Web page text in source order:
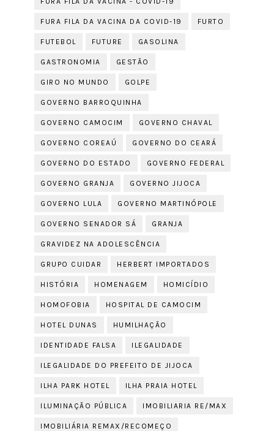
FURA FILA DA VACINA DA COVID-19 FURTO
FUTEBOL FUTURE GASOLINA
GASTRONOMIA GESTÃO
GIRO NO MUNDO GOLPE
GOVERNO BARROQUINHA
GOVERNO CAMOCIM GOVERNO CHAVAL
GOVERNO COREAÚ GOVERNO DO CEARÁ
GOVERNO DO ESTADO GOVERNO FEDERAL
GOVERNO GRANJA GOVERNO JIJOCA
GOVERNO LULA GOVERNO MARTINÓPOLE
GOVERNO SENADOR SÁ GRANJA
GRAVIDEZ NA ADOLESCÊNCIA
GRUPO CUIDAR HERBERT IMPORTADOS
HISTÓRIA HOMENAGEM HOMICÍDIO
HOMOFOBIA HOSPITAL DE CAMOCIM
HOTEL DUNAS HUMILHAÇÃO
IDENTIDADE FALSA ILEGALIDADE
ILEGALIDADE DO PREFEITO DE JIJOCA
ILHA PARK HOTEL ILHA PRAIA HOTEL
ILUMINAÇÃO PÚBLICA IMOBILIARIA RE/MAX
IMOBILIÁRIA REMAX/RECOMEÇO